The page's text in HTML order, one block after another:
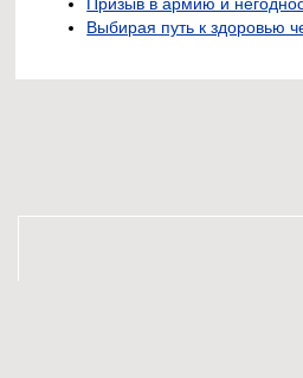
Выбирая путь к здоровью